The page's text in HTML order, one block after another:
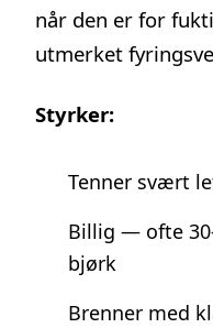
når den er for
utmerket
Styrker:
Tenner svært
Billig — ofte
bjørk
Brenner med